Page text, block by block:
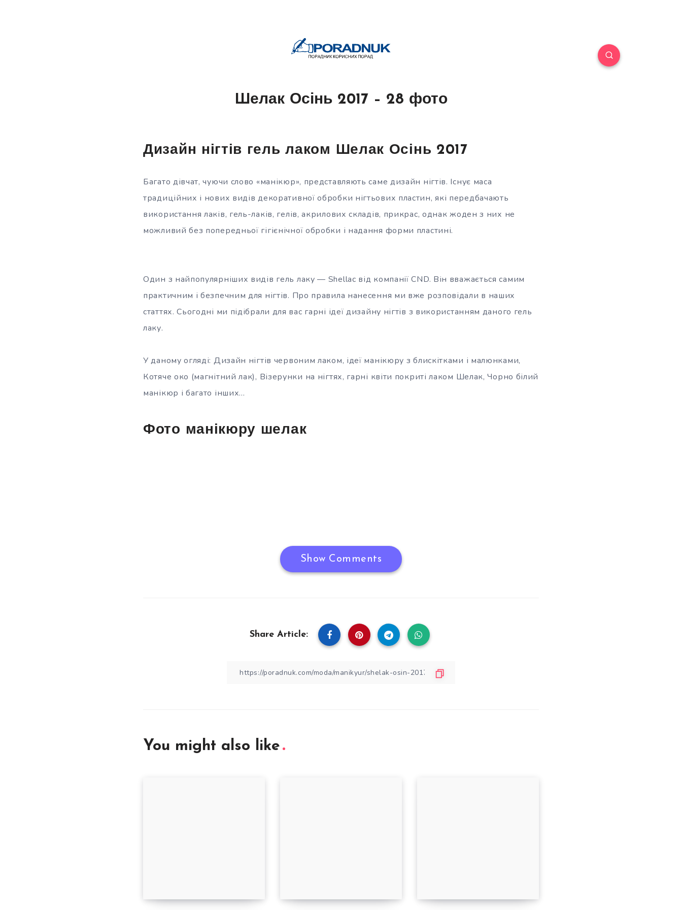
Шелак Осінь 2017 – 28 фото
Дизайн нігтів гель лаком Шелак Осінь 2017
Багато дівчат, чуючи слово «манікюр», представляють саме дизайн нігтів. Існує маса
традиційних і нових видів декоративної обробки нігтьових пластин, які передбачають
використання лаків, гель-лаків, гелів, акрилових складів, прикрас, однак жоден з них не
можливий без попередньої гігієнічної обробки і надання форми пластині.
Один з найпопулярніших видів гель лаку — Shellac від компанії CND. Він вважається самим
практичним і безпечним для нігтів. Про правила нанесення ми вже розповідали в наших
статтях. Сьогодні ми підібрали для вас гарні ідеї дизайну нігтів з використанням даного гель
лаку.
У даному огляді: Дизайн нігтів червоним лаком, ідеї манікюру з блискітками і малюнками,
Котяче око (магнітний лак), Візерунки на нігтях, гарні квіти покриті лаком Шелак, Чорно білий
манікюр і багато інших…
Фото манікюру шелак
Show Comments
Share Article:
You might also like